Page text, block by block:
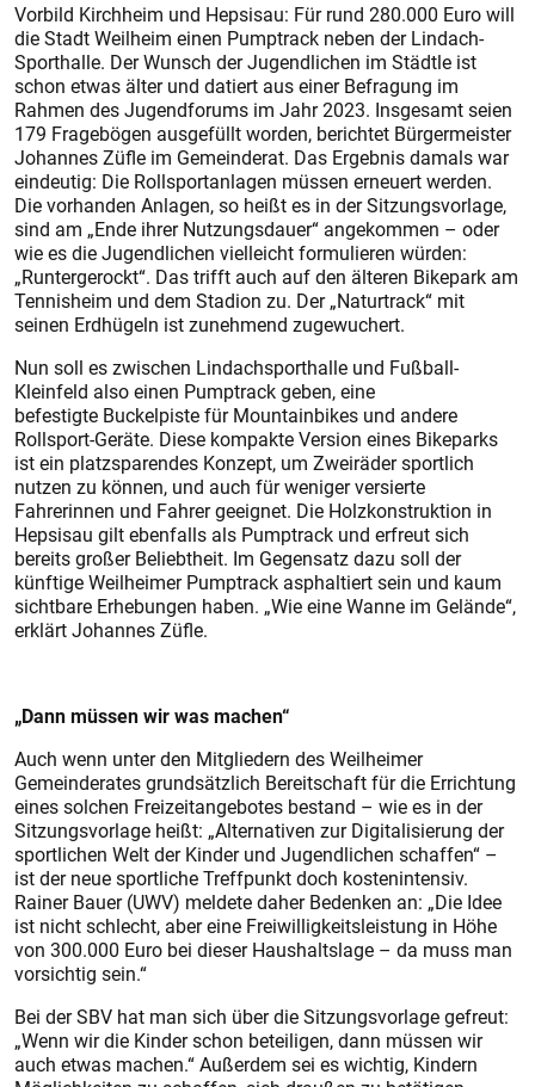
Vorbild Kirchheim und Hepsisau: Für rund 280.000 Euro will
die Stadt Weilheim einen Pumptrack neben der Lindach-
Sporthalle. Der Wunsch der Jugendlichen im Städtle ist
schon etwas älter und datiert aus einer Befragung im
Rahmen des Jugendforums im Jahr 2023. Insgesamt seien
179 Fragebögen ausgefüllt worden, berichtet Bürgermeister
Johannes Züfle im Gemeinderat. Das Ergebnis damals war
eindeutig: Die Rollsportanlagen müssen erneuert werden.
Die vorhanden Anlagen, so heißt es in der Sitzungsvorlage,
sind am „Ende ihrer Nutzungsdauer“ angekommen – oder
wie es die Jugendlichen vielleicht formulieren würden:
„Runtergerockt“. Das trifft auch auf den älteren Bikepark am
Tennisheim und dem Stadion zu. Der „Naturtrack“ mit
seinen Erdhügeln ist zunehmend zugewuchert.
Nun soll es zwischen Lindachsporthalle und Fußball-
Kleinfeld also einen Pumptrack geben, eine
befestigte Buckelpiste für Mountainbikes und andere
Rollsport-Geräte. Diese kompakte Version eines Bikeparks
ist ein platzsparendes Konzept, um Zweiräder sportlich
nutzen zu können, und auch für weniger versierte
Fahrerinnen und Fahrer geeignet. Die Holzkonstruktion in
Hepsisau gilt ebenfalls als Pumptrack und erfreut sich
bereits großer Beliebtheit. Im Gegensatz dazu soll der
künftige Weilheimer Pumptrack asphaltiert sein und kaum
sichtbare Erhebungen haben. „Wie eine Wanne im Gelände“,
erklärt Johannes Züfle.
„Dann müssen wir was machen“
Auch wenn unter den Mitgliedern des Weilheimer
Gemeinderates grundsätzlich Bereitschaft für die Errichtung
eines solchen Freizeitangebotes bestand – wie es in der
Sitzungsvorlage heißt: „Alternativen zur Digitalisierung der
sportlichen Welt der Kinder und Jugendlichen schaffen“ –
ist der neue sportliche Treffpunkt doch kostenintensiv.
Rainer Bauer (UWV) meldete daher Bedenken an: „Die Idee
ist nicht schlecht, aber eine Freiwilligkeitsleistung in Höhe
von 300.000 Euro bei dieser Haushaltslage – da muss man
vorsichtig sein.“
Bei der SBV hat man sich über die Sitzungsvorlage gefreut:
„Wenn wir die Kinder schon beteiligen, dann müssen wir
auch etwas machen.“ Außerdem sei es wichtig, Kindern